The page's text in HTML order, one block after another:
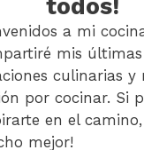
todos!
a mi
mis últimas
culinarias y
por cocinar. Si
en el camino,
mejor!